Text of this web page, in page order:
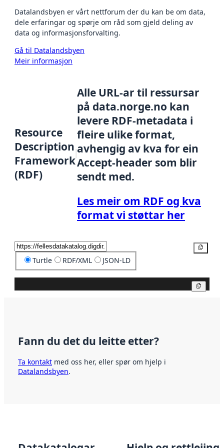
Datalandsbyen er vårt nettforum der du kan be om data,
dele erfaringar og spørje om råd som gjeld deling av
data og informasjonsforvalting.
Gå til Datalandsbyen
Meir informasjon
Resource
Description
Framework
(RDF)
Alle URL-ar til ressursar
på data.norge.no kan
levere RDF-metadata i
fleire ulike format,
avhengig av kva for ein
Accept-header som blir
sendt med.
Les meir om RDF og kva
format vi støttar her
Turtle RDF/XML JSON-LD
Fann du det du leitte etter?
Ta kontakt med oss her, eller spør om hjelp i
Datalandsbyen.